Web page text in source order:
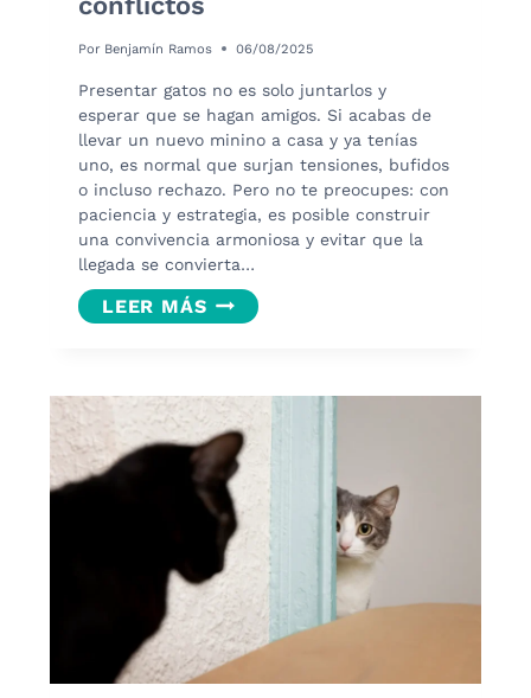
Por Benjamín Ramos 06/08/2025
Presentar gatos no es solo juntarlos y
esperar que se hagan amigos. Si acabas de
llevar un nuevo minino a casa y ya tenías
uno, es normal que surjan tensiones, bufidos
o incluso rechazo. Pero no te preocupes: con
paciencia y estrategia, es posible construir
una convivencia armoniosa y evitar que la
llegada se convierta…
LEER MÁSPRESENTAR
GATOS:
UNA
CONVIVENCIA
SIN
CONFLICTOS